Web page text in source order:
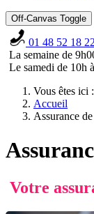
Off-Canvas Toggle
01 48 52 18 22
La semaine de
Le samedi de 10h
Vous êtes ici :
Accueil
Assurance
Votre